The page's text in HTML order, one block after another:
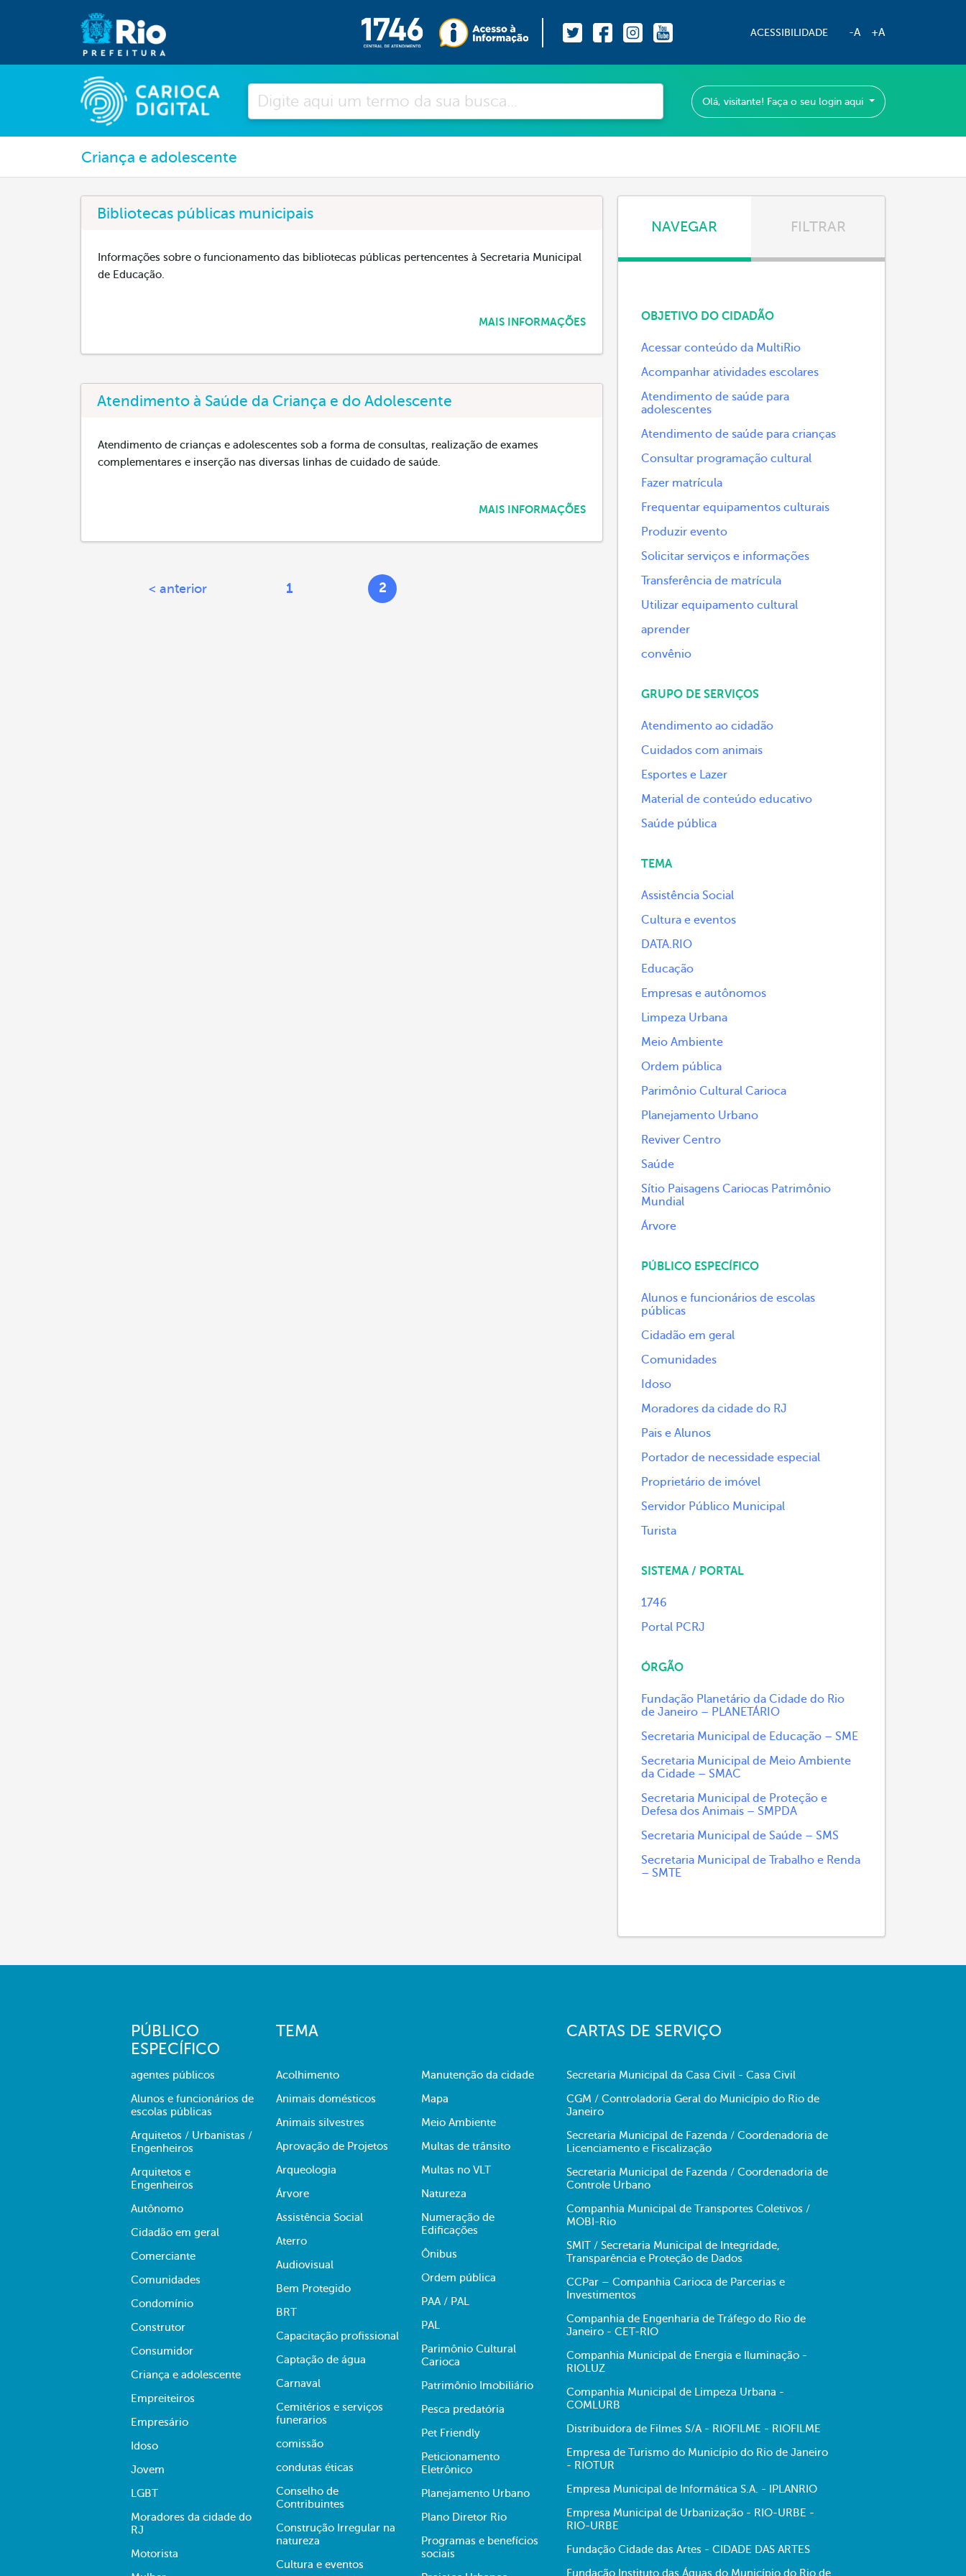
ACESSIBILIDADE -A +A
Pesquisar
Olá, visitante! Faça o seu login aqui
Criança e adolescente
Bibliotecas públicas municipais
Informações sobre o funcionamento das bibliotecas públicas pertencentes à Secretaria Municipal
de Educação.
MAIS INFORMAÇÕES
Atendimento à Saúde da Criança e do Adolescente
Atendimento de crianças e adolescentes sob a forma de consultas, realização de exames
complementares e inserção nas diversas linhas de cuidado de saúde.
MAIS INFORMAÇÕES
< anterior 1 2
NAVEGAR FILTRAR
OBJETIVO DO CIDADÃO
Acessar conteúdo da MultiRio
Acompanhar atividades escolares
Atendimento de saúde para
adolescentes
Atendimento de saúde para crianças
Consultar programação cultural
Fazer matrícula
Frequentar equipamentos culturais
Produzir evento
Solicitar serviços e informações
Transferência de matrícula
Utilizar equipamento cultural
aprender
convênio
GRUPO DE SERVIÇOS
Atendimento ao cidadão
Cuidados com animais
Esportes e Lazer
Material de conteúdo educativo
Saúde pública
TEMA
Assistência Social
Cultura e eventos
DATA.RIO
Educação
Empresas e autônomos
Limpeza Urbana
Meio Ambiente
Ordem pública
Parimônio Cultural Carioca
Planejamento Urbano
Reviver Centro
Saúde
Sítio Paisagens Cariocas Patrimônio
Mundial
Árvore
PÚBLICO ESPECÍFICO
Alunos e funcionários de escolas
públicas
Cidadão em geral
Comunidades
Idoso
Moradores da cidade do RJ
Pais e Alunos
Portador de necessidade especial
Proprietário de imóvel
Servidor Público Municipal
Turista
SISTEMA / PORTAL
1746
Portal PCRJ
ÓRGÃO
Fundação Planetário da Cidade do Rio
de Janeiro – PLANETÁRIO
Secretaria Municipal de Educação – SME
Secretaria Municipal de Meio Ambiente
da Cidade – SMAC
Secretaria Municipal de Proteção e
Defesa dos Animais – SMPDA
Secretaria Municipal de Saúde – SMS
Secretaria Municipal de Trabalho e Renda
– SMTE
PÚBLICO
ESPECÍFICO
agentes públicos
Alunos e funcionários de
escolas públicas
Arquitetos / Urbanistas /
Engenheiros
Arquitetos e
Engenheiros
Autônomo
Cidadão em geral
Comerciante
Comunidades
Condomínio
Construtor
Consumidor
Criança e adolescente
Empreiteiros
Empresário
Idoso
Jovem
LGBT
Moradores da cidade do
RJ
Motorista
TEMA
Acolhimento
Animais domésticos
Animais silvestres
Aprovação de Projetos
Arqueologia
Árvore
Assistência Social
Aterro
Audiovisual
Bem Protegido
BRT
Capacitação profissional
Captação de água
Carnaval
Cemitérios e serviços
funerarios
comissão
condutas éticas
Conselho de
Contribuintes
Construção Irregular na
natureza
Cultura e eventos
Manutenção da cidade
Mapa
Meio Ambiente
Multas de trânsito
Multas no VLT
Natureza
Numeração de
Edificações
Ônibus
Ordem pública
PAA / PAL
PAL
Parimônio Cultural
Carioca
Patrimônio Imobiliário
Pesca predatória
Pet Friendly
Peticionamento
Eletrônico
Planejamento Urbano
Plano Diretor Rio
Programas e benefícios
sociais
CARTAS DE SERVIÇO
Secretaria Municipal da Casa Civil - Casa Civil
CGM / Controladoria Geral do Município do Rio de
Janeiro
Secretaria Municipal de Fazenda / Coordenadoria de
Licenciamento e Fiscalização
Secretaria Municipal de Fazenda / Coordenadoria de
Controle Urbano
Companhia Municipal de Transportes Coletivos /
MOBI-Rio
SMIT / Secretaria Municipal de Integridade,
Transparência e Proteção de Dados
CCPar – Companhia Carioca de Parcerias e
Investimentos
Companhia de Engenharia de Tráfego do Rio de
Janeiro - CET-RIO
Companhia Municipal de Energia e Iluminação -
RIOLUZ
Companhia Municipal de Limpeza Urbana -
COMLURB
Distribuidora de Filmes S/A - RIOFILME - RIOFILME
Empresa de Turismo do Município do Rio de Janeiro
- RIOTUR
Empresa Municipal de Informática S.A. - IPLANRIO
Empresa Municipal de Urbanização - RIO-URBE -
RIO-URBE
Fundação Cidade das Artes - CIDADE DAS ARTES
Fundação Instituto das Águas do Município do Rio de